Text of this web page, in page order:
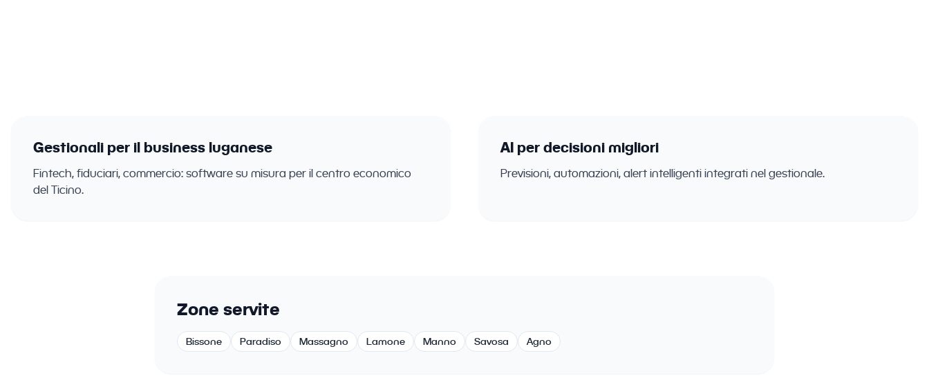
Gestionali per il business luganese
Fintech, fiduciari, commercio: software su misura per il centro economico
del Ticino.
AI per decisioni migliori
Previsioni, automazioni, alert intelligenti integrati nel gestionale.
Zone servite
Bissone Paradiso Massagno Lamone Manno Savosa Agno